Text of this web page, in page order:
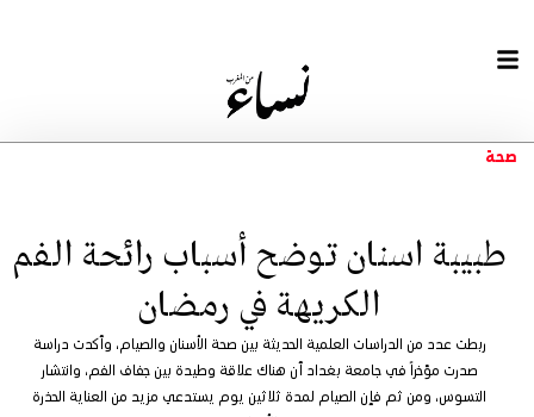
صحة
طبيبة اسنان توضح أسباب رائحة الفم
الكريھة في رمضان
ربطت عدد من الدراسات العلمية الحديثة بين صحة الأسنان والصيام، وأكدت دراسة
صدرت مؤخراً في جامعة بغداد أن هناك علاقة وطيدة بين جفاف الفم، وانتشار
التسوس، ومن ثم فإن الصيام لمدة ثلاثين يوم يستدعي مزيد من العناية الحذرة